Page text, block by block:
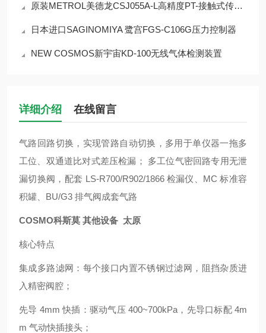
原装METROL美德龙CSJ055A-L高精度PT-接触式传感器
日本进口SAGINOMIYA 鹭宫FGS-C106G压力控制器
NEW COSMOS新宇宙KD-100无线气体检测装置
详细介绍 在线留言
气路回路切换，实现管路自动切换，多用于单仪器一拖多
工位、双通道比对式差压检漏； 多工位气密回路专用无泄
漏切换阀，配套 LS-R700/R902/1866 检漏仪、MC 标准容
积罐、BU/G3 排气阀成套气路
COSMO科斯莫 其他设备 太原
核心特点
集成多路滤网：每个接口内置不锈钢过滤网，阻挡杂质进
入精密阀腔；
先导 4mm 快插：驱动气压 400~700kPa，先导口标配 4m
m 气动快插接头；